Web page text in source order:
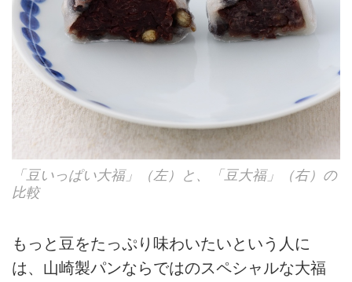
「豆いっぱい大福」（左）と、「豆大福」（右）の
比較
もっと豆をたっぷり味わいたいという人に
は、山崎製パンならではのスペシャルな大福